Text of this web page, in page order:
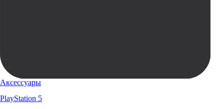
Аксессуары
PlayStation 5